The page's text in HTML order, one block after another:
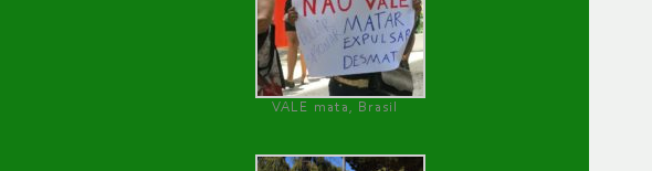
VALE mata, Brasil